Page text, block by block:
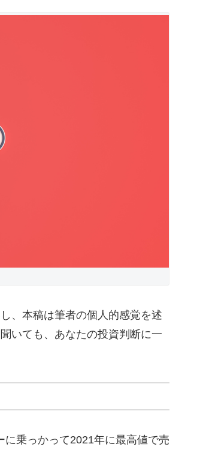
、本稿は筆者の個人的感覚を述
いても、あなたの投資判断に一
乗っかって2021年に最高値で売